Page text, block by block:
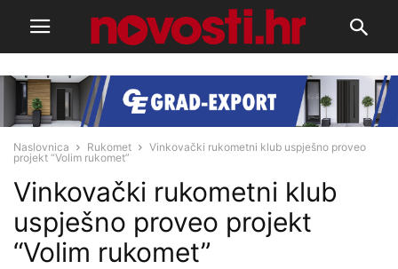
Naslovnica Rukomet
Vinkovački rukometni klub uspješno proveo
projekt “Volim rukomet”
Vinkovački rukometni klub
uspješno proveo projekt
“Volim rukomet”